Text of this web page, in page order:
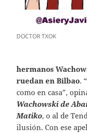
DOCTOR TXOK
hermanos
ruedan en Bilbao.
como en casa”,
Wachowski de
Matiko, o al de
ilusión. Con ese